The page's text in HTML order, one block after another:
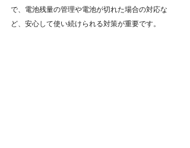
で、電池残量の管理や電池が切れた場合の対応な
ど、安心して使い続けられる対策が重要です。